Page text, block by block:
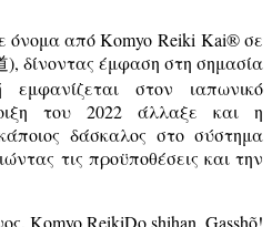
όνομα από Komyo Reiki Kai® σε
δίνοντας έμφαση στη σημασία
στον ιαπωνικό
του 2022 άλλαξε και η
δάσκαλος στο σύστημα
τις προϋποθέσεις και την
Komyo ReikiDo shihan, Gasshõ!